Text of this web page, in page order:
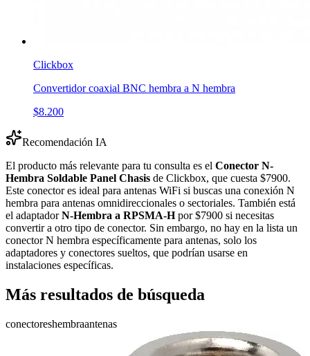
Clickbox
Convertidor coaxial BNC hembra a N hembra
$8.200
Recomendación IA
El producto más relevante para tu consulta es el Conector N-
Hembra Soldable Panel Chasis de Clickbox, que cuesta $7900.
Este conector es ideal para antenas WiFi si buscas una conexión N
hembra para antenas omnidireccionales o sectoriales. También está
el adaptadorN-Hembra a RPSMA-Hpor $7900 si necesitas
convertir a otro tipo de conector. Sin embargo, no hay en la lista un
conector N hembra específicamente para antenas, solo los
adaptadores y conectores sueltos, que podrían usarse en
instalaciones específicas.
Más resultados de búsqueda
conectoreshembraantenas